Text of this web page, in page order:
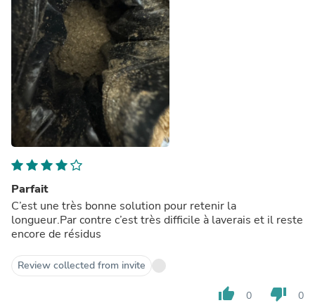
Parfait
C’est une très bonne solution pour retenir la
longueur.Par contre c’est très difficile à laverais et il reste
encore de résidus
Review collected from invite
thumb_up 0 thumb_down 0